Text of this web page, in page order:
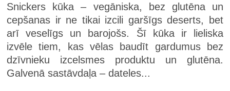
Snickers kūka – vegāniska, bez glutēna un
cepšanas ir ne tikai izcili garšīgs deserts, bet
arī veselīgs un barojošs. Šī kūka ir lieliska
izvēle tiem, kas vēlas baudīt gardumus bez
dzīvnieku izcelsmes produktu un glutēna.
Galvenā sastāvdaļa – dateles...